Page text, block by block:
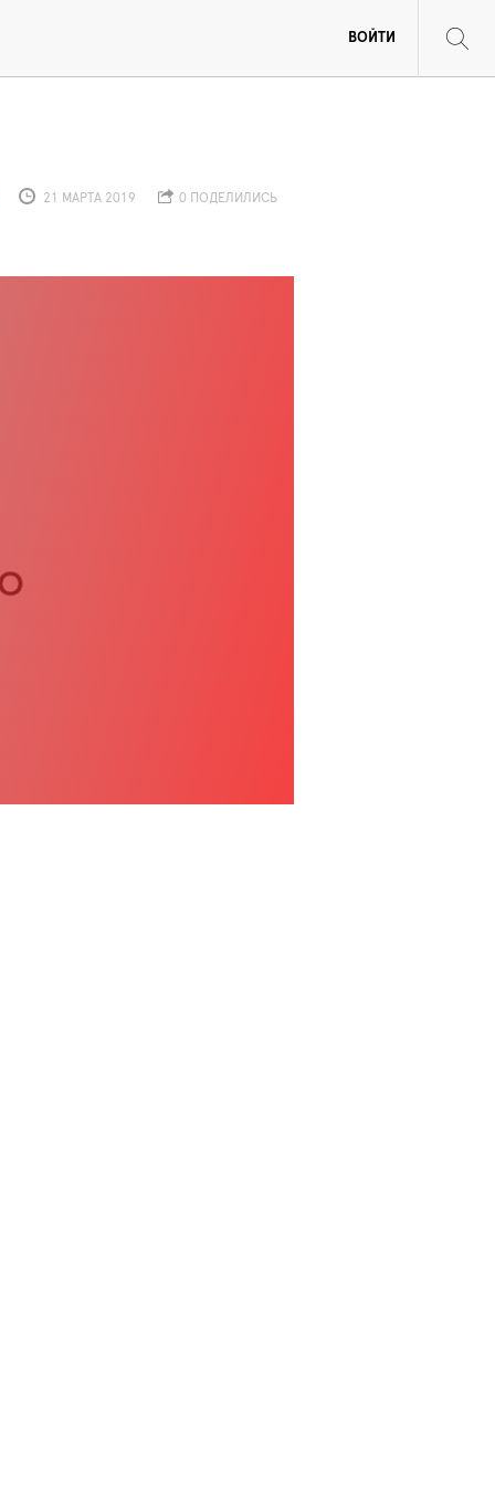
ВОЙТИ
21 МАРТА 2019 0 ПОДЕЛИЛИСЬ